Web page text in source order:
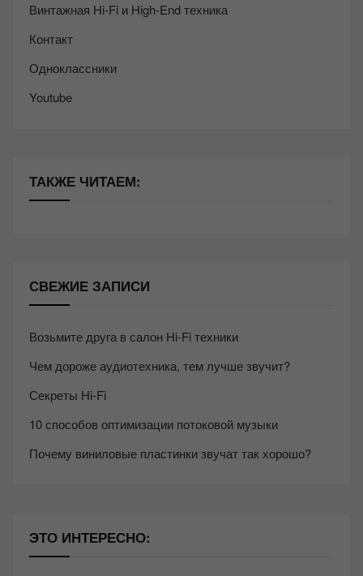
Винтажная Hi-Fi и High-End техника
Контакт
Одноклассники
Youtube
ТАКЖЕ ЧИТАЕМ:
СВЕЖИЕ ЗАПИСИ
Возьмите друга в салон Hi-Fi техники
Чем дороже аудиотехника, тем лучше звучит?
Секреты Hi-Fi
10 способов оптимизации потоковой музыки
Почему виниловые пластинки звучат так хорошо?
ЭТО ИНТЕРЕСНО: